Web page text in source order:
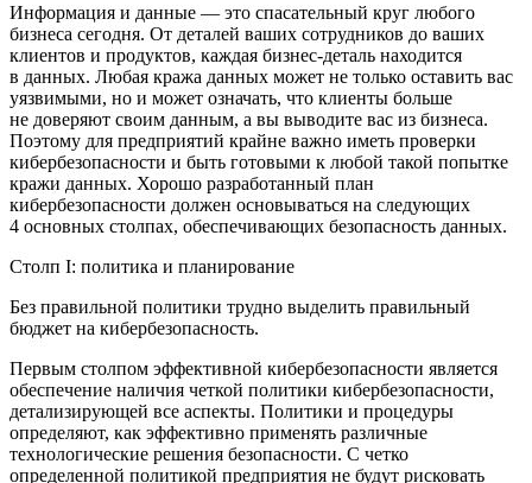
Информация и данные — это спасательный круг любого
бизнеса сегодня. От деталей ваших сотрудников до ваших
клиентов и продуктов, каждая бизнес-деталь находится
в данных. Любая кража данных может не только оставить вас
уязвимыми, но и может означать, что клиенты больше
не доверяют своим данным, а вы выводите вас из бизнеса.
Поэтому для предприятий крайне важно иметь проверки
кибербезопасности и быть готовыми к любой такой попытке
кражи данных. Хорошо разработанный план
кибербезопасности должен основываться на следующих
4 основных столпах, обеспечивающих безопасность данных.
Столп I: политика и планирование
Без правильной политики трудно выделить правильный
бюджет на кибербезопасность.
Первым столпом эффективной кибербезопасности является
обеспечение наличия четкой политики кибербезопасности,
детализирующей все аспекты. Политики и процедуры
определяют, как эффективно применять различные
технологические решения безопасности. С четко
определенной политикой предприятия не будут рисковать